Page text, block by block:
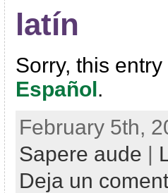
latín
Sorry, this
Español .
February 5th,
Sapere aude |
Deja un